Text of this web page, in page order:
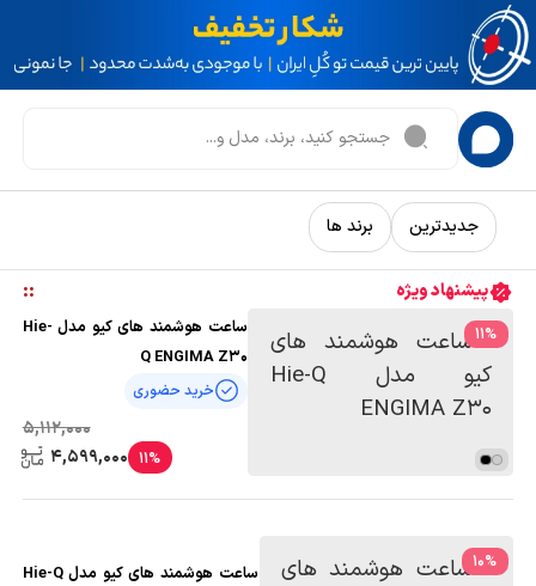
جدیدترین برند ها
پیشنهاد ویژه ::
%
11
ساعت هوشمند های کیو مدل Hie-
Q ENGIMA Z30
خرید حضوری
5,112,000
11%
4,599,000
%
10
ساعت هوشمند های کیو مدل Hie-Q